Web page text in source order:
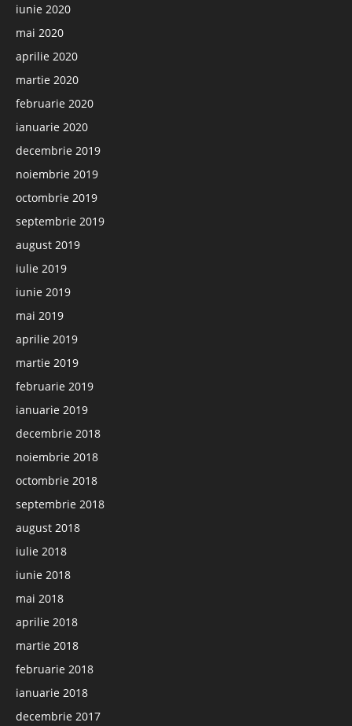
iunie 2020
mai 2020
aprilie 2020
martie 2020
februarie 2020
ianuarie 2020
decembrie 2019
noiembrie 2019
octombrie 2019
septembrie 2019
august 2019
iulie 2019
iunie 2019
mai 2019
aprilie 2019
martie 2019
februarie 2019
ianuarie 2019
decembrie 2018
noiembrie 2018
octombrie 2018
septembrie 2018
august 2018
iulie 2018
iunie 2018
mai 2018
aprilie 2018
martie 2018
februarie 2018
ianuarie 2018
decembrie 2017